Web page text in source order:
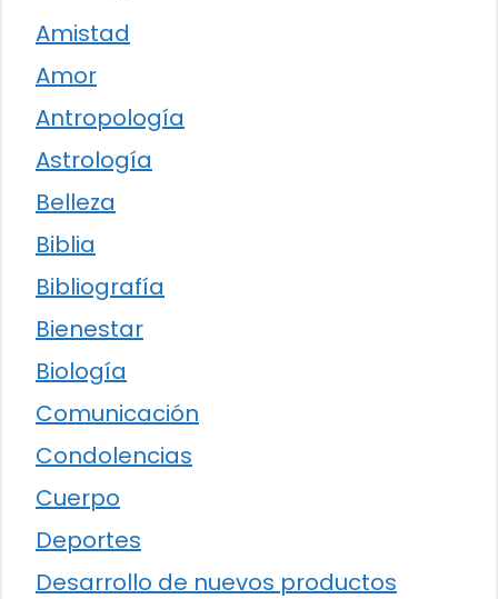
Amistad
Amor
Antropología
Astrología
Belleza
Biblia
Bibliografía
Bienestar
Biología
Comunicación
Condolencias
Cuerpo
Deportes
Desarrollo de nuevos productos